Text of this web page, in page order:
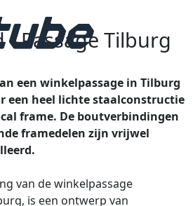
Passage Tilburg
een winkelpassage in Tilburg
een heel lichte staalconstructie
frame. De boutverbindingen
framedelen zijn vrijwel
van de winkelpassage
is een ontwerp van